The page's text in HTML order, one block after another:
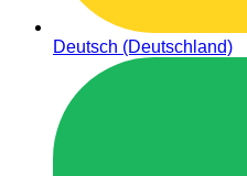
Deutsch (Deutschland)